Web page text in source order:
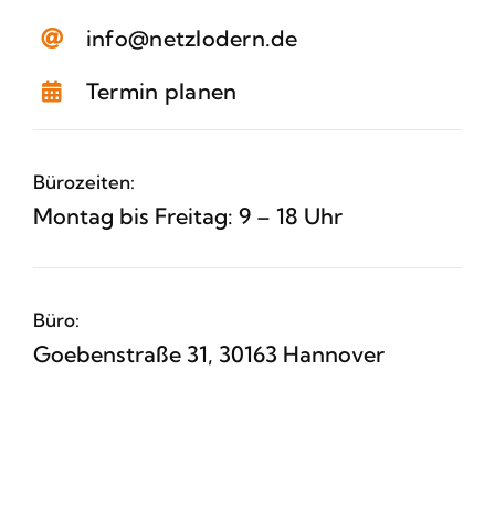
info@netzlodern.de
Termin planen
Bürozeiten:
Montag bis Freitag: 9 – 18 Uhr
Büro:
Goebenstraße 31, 30163 Hannover